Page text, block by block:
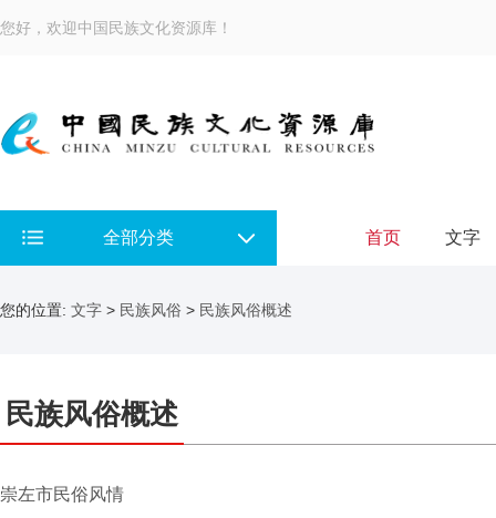
您好，欢迎中国民族文化资源库！
全部分类 首页 文字
您的位置: 文字 > 民族风俗 > 民族风俗概述
民族风俗概述
崇左市民俗风情